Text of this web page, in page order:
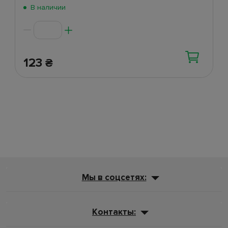
Поступление 5 июня
Поступление 2 июня
В наличии
123 ₴
Мы в соцсетях:
Контакты: